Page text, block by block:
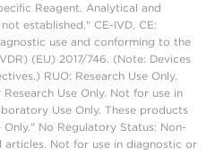
Reagent. Analytical and
established." CE-IVD, CE:
use and conforming to the
(EU) 2017/746. (Note: Devices
RUO: Research Use Only.
Use Only. Not for use in
Use Only. These products
No Regulatory Status: Non-
articles. Not for use in diagnostic or